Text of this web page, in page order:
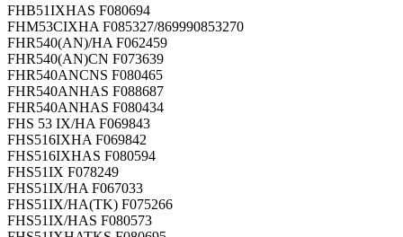
FHB51IXHAS F080694
FHM53CIXHA F085327/869990853270
FHR540(AN)/HA F062459
FHR540(AN)CN F073639
FHR540ANCNS F080465
FHR540ANHAS F088687
FHR540ANHAS F080434
FHS 53 IX/HA F069843
FHS516IXHA F069842
FHS516IXHAS F080594
FHS51IX F078249
FHS51IX/HA F067033
FHS51IX/HA(TK) F075266
FHS51IX/HAS F080573